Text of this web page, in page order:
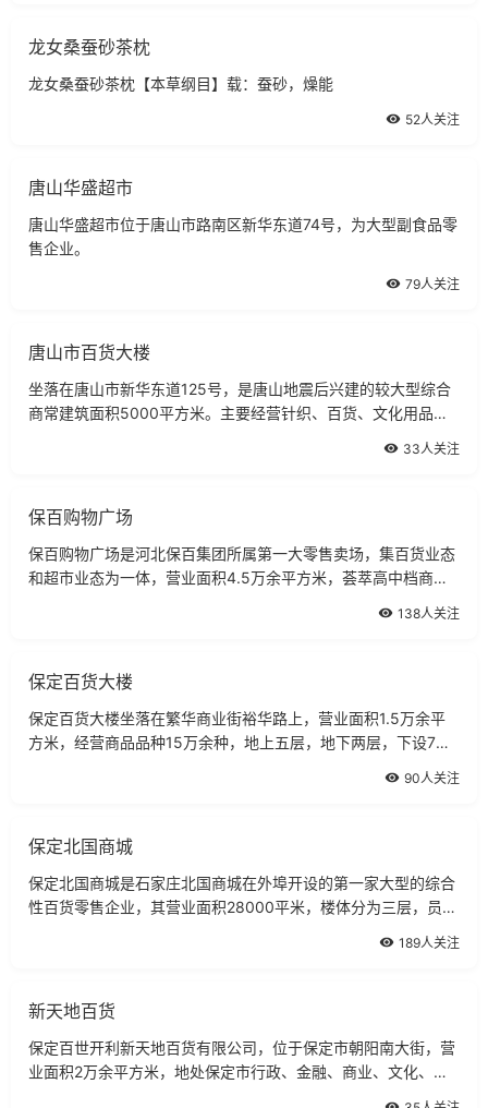
龙女桑蚕砂茶枕
龙女桑蚕砂茶枕【本草纲目】载：蚕砂，燥能
52人关注
唐山华盛超市
唐山华盛超市位于唐山市路南区新华东道74号，为大型副食品零
售企业。
79人关注
唐山市百货大楼
坐落在唐山市新华东道125号，是唐山地震后兴建的较大型综合
商常建筑面积5000平方米。主要经营针织、百货、文化用品、
33人关注
保百购物广场
保百购物广场是河北保百集团所属第一大零售卖场，集百货业态
和超市业态为一体，营业面积4.5万余平方米，荟萃高中档商品
138人关注
保定百货大楼
保定百货大楼坐落在繁华商业街裕华路上，营业面积1.5万余平
方米，经营商品品种15万余种，地上五层，地下两层，下设7个
90人关注
保定北国商城
保定北国商城是石家庄北国商城在外埠开设的第一家大型的综合
性百货零售企业，其营业面积28000平米，楼体分为三层，员工
189人关注
新天地百货
保定百世开利新天地百货有限公司，位于保定市朝阳南大街，营
业面积2万余平方米，地处保定市行政、金融、商业、文化、高